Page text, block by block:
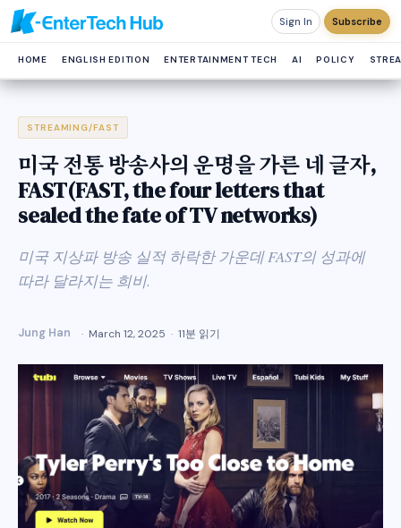
Sign In Subscribe
HOME ENGLISH EDITION ENTERTAINMENT TECH AI POLICY
STREAMING/FAST
미국 전통 방송사의 운명을 가른 네 글자,
FAST(FAST, the four letters that
sealed the fate of TV networks)
미국 지상파 방송 실적 하락한 가운데 FAST의 성과에
따라 달라지는 희비.
Jung Han March 12, 2025 11분 읽기